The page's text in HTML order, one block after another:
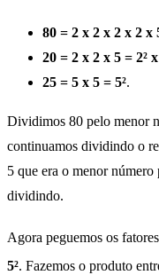
80 = 2 x 2 x 2 x 2 x
20 = 2 x 2 x 5 = 2²
25 = 5 x 5 = 5².
Dividimos 80 pelo menor
continuamos dividindo o
5 que era o menor
dividindo.
Agora peguemos os
5². Fazemos o produto